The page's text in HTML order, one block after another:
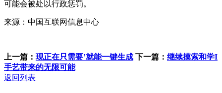
可能会被处以行政惩罚。
来源：中国互联网信息中心
上一篇： 现正在只需要’就能一键生成 下一篇： 继续摸索和学I
手艺带来的无限可能
返回列表